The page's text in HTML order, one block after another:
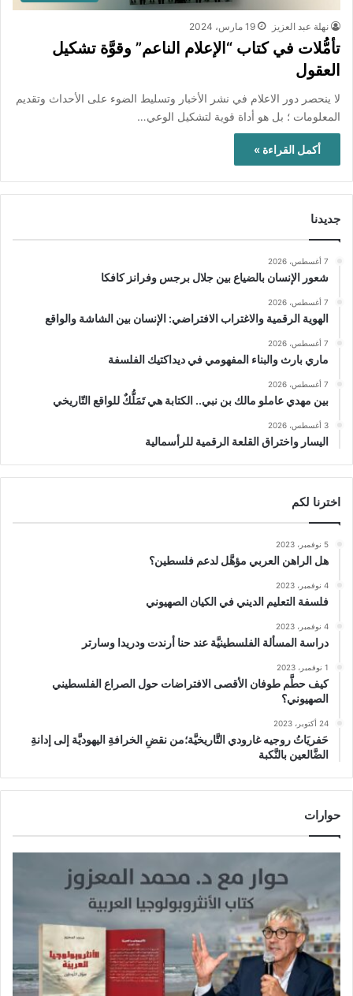
نهلة عبد العزيز 19 مارس، 2024
تأمُّلات في كتاب “الإعلام الناعم” وقوَّة تشكيل
العقول
لا ينحصر دور الاعلام في نشر الأخبار وتسليط الضوء على الأحداث وتقديم
المعلومات ؛ بل هو أداة قوية لتشكيل الوعي…
أكمل القراءة »
جديدنا
7 أغسطس، 2026
شعور الإنسان بالضياع بين جلال برجس وفرانز كافكا
7 أغسطس، 2026
الهوية الرقمية والاغتراب الافتراضي: الإنسان بين الشاشة والواقع
7 أغسطس، 2026
ماري بارث والبناء المفهومي في ديداكتيك الفلسفة
7 أغسطس، 2026
بين مهدي عاملو مالك بن نبي.. الكتابة هي تَمَلُّكٌ للواقع التّاريخي
3 أغسطس، 2026
اليسار واختراق القلعة الرقمية للرأسمالية
اخترنا لكم
5 نوفمبر، 2023
هل الراهن العربي مؤهَّل لدعم فلسطين؟
4 نوفمبر، 2023
فلسفة التعليم الديني في الكيان الصهيوني
4 نوفمبر، 2023
دراسة المسألة الفلسطينيَّة عند حنا أرندت ودريدا وسارتر
1 نوفمبر، 2023
كيف حطَّم طوفان الأقصى الافتراضات حول الصراع الفلسطيني
الصهيوني؟
24 أكتوبر، 2023
حَفريَاتُ روجيه غارودي التَّاريخيَّة؛من نقضِ الخرافةِ اليهوديَّة إلى إدانةِ
الضَّالعين بالنَّكبة
حوارات